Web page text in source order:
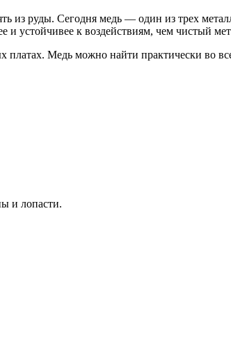
из руды. Сегодня медь — один из трех
устойчивее к воздействиям, чем чистый
Медь можно найти практически во
и лопасти.